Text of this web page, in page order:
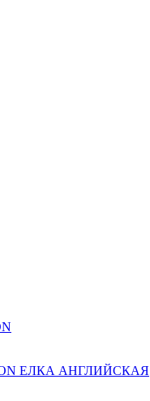
ЕЛКА АНГЛИЙСКАЯ